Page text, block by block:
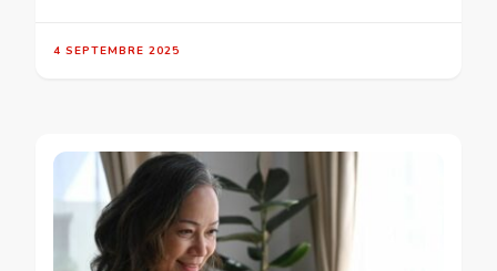
4 SEPTEMBRE 2025